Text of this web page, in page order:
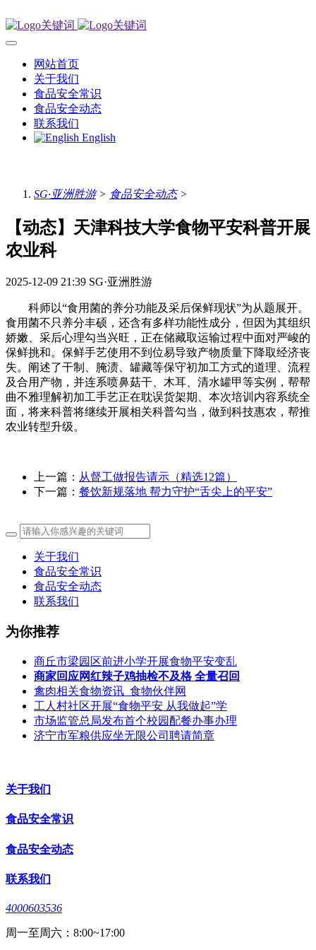
网站首页
关于我们
食品安全常识
食品安全动态
联系我们
English
SG·亚洲胜游> 食品安全动态>
【动态】天津科技大学食物平安科普开展
农业科
2025-12-09 21:39 SG·亚洲胜游
科师以“食用菌的养分功能及采后保鲜现状”为从题展开。
食用菌不只养分丰硕，还含有多样功能性成分，但因为其组织
娇嫩、采后心理勾当兴旺，正在储藏取运输过程中面对严峻的
保鲜挑和。保鲜手艺使用不到位易导致产物质量下降取经济丧
失。阐述了干制、腌渍、罐藏等保守初加工方式的道理、流程
及合用产物，并连系喷鼻菇干、木耳、清水罐甲等实例，帮帮
曲不雅理解初加工手艺正在耽误货架期、本次培训内容系统全
面，将来科普将继续开展相关科普勾当，做到科技惠农，帮推
农业转型升级。
上一篇： 从督工做报告请示（精选12篇）
下一篇： 餐饮新规落地 帮力守护“舌尖上的平安”
关于我们
食品安全常识
食品安全动态
联系我们
为你推荐
商丘市梁园区前进小学开展食物平安变乱
商家回应网红辣子鸡抽检不及格 全量召回
禽肉相关食物资讯_食物伙伴网
工人村社区开展“食物平安 从我做起”学
市场监管总局发布首个校园配餐办事办理
济宁市军粮供应坐无限公司聘请简章
关于我们
食品安全常识
食品安全动态
联系我们
4000603536
周一至周六：8:00~17:00